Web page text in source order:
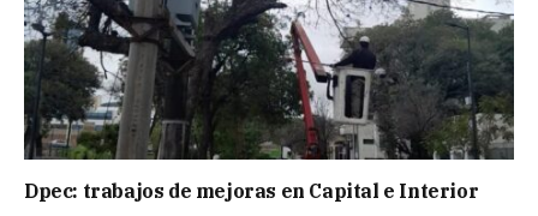
Dpec: trabajos de mejoras en Capital e Interior